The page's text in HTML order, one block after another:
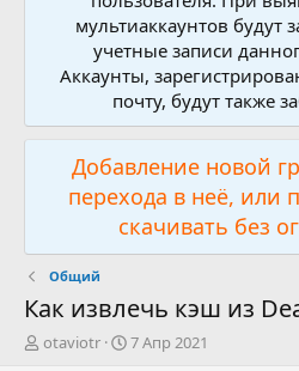
мультиаккаунтов будут
учетные записи
Аккаунты,
почту, будут также
Добавление новой
перехода в неё, или
скачивать без
Общий
Как извлечь кэш из
А
otaviotr
Д
7 Апр 2021